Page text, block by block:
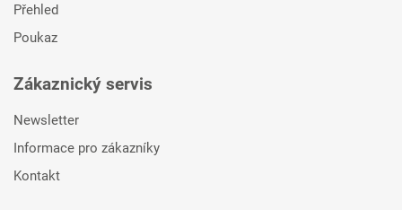
Přehled
Poukaz
Zákaznický servis
Newsletter
Informace pro zákazníky
Kontakt